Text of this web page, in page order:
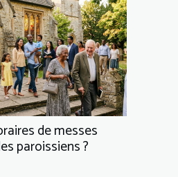
de messes
paroissiens ?